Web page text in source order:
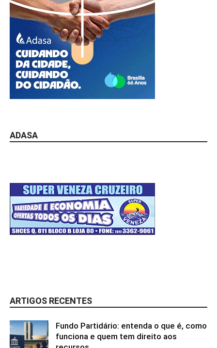
ADASA
ARTIGOS RECENTES
Fundo Partidário: entenda o que é, como
funciona e quem tem direito aos